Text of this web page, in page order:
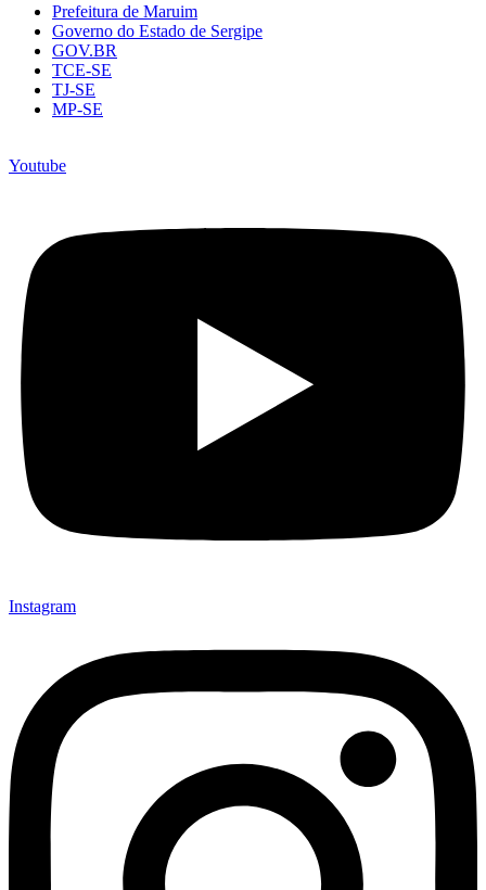
Prefeitura de Maruim
Governo do Estado de Sergipe
GOV.BR
TCE-SE
TJ-SE
MP-SE
Youtube
Instagram